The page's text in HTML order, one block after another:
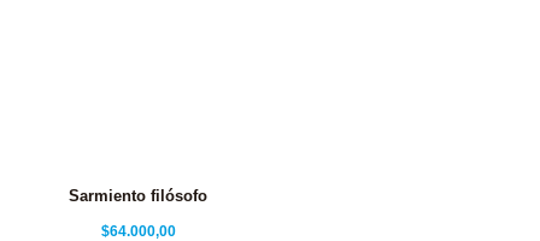
Sarmiento filósofo
$64.000,00